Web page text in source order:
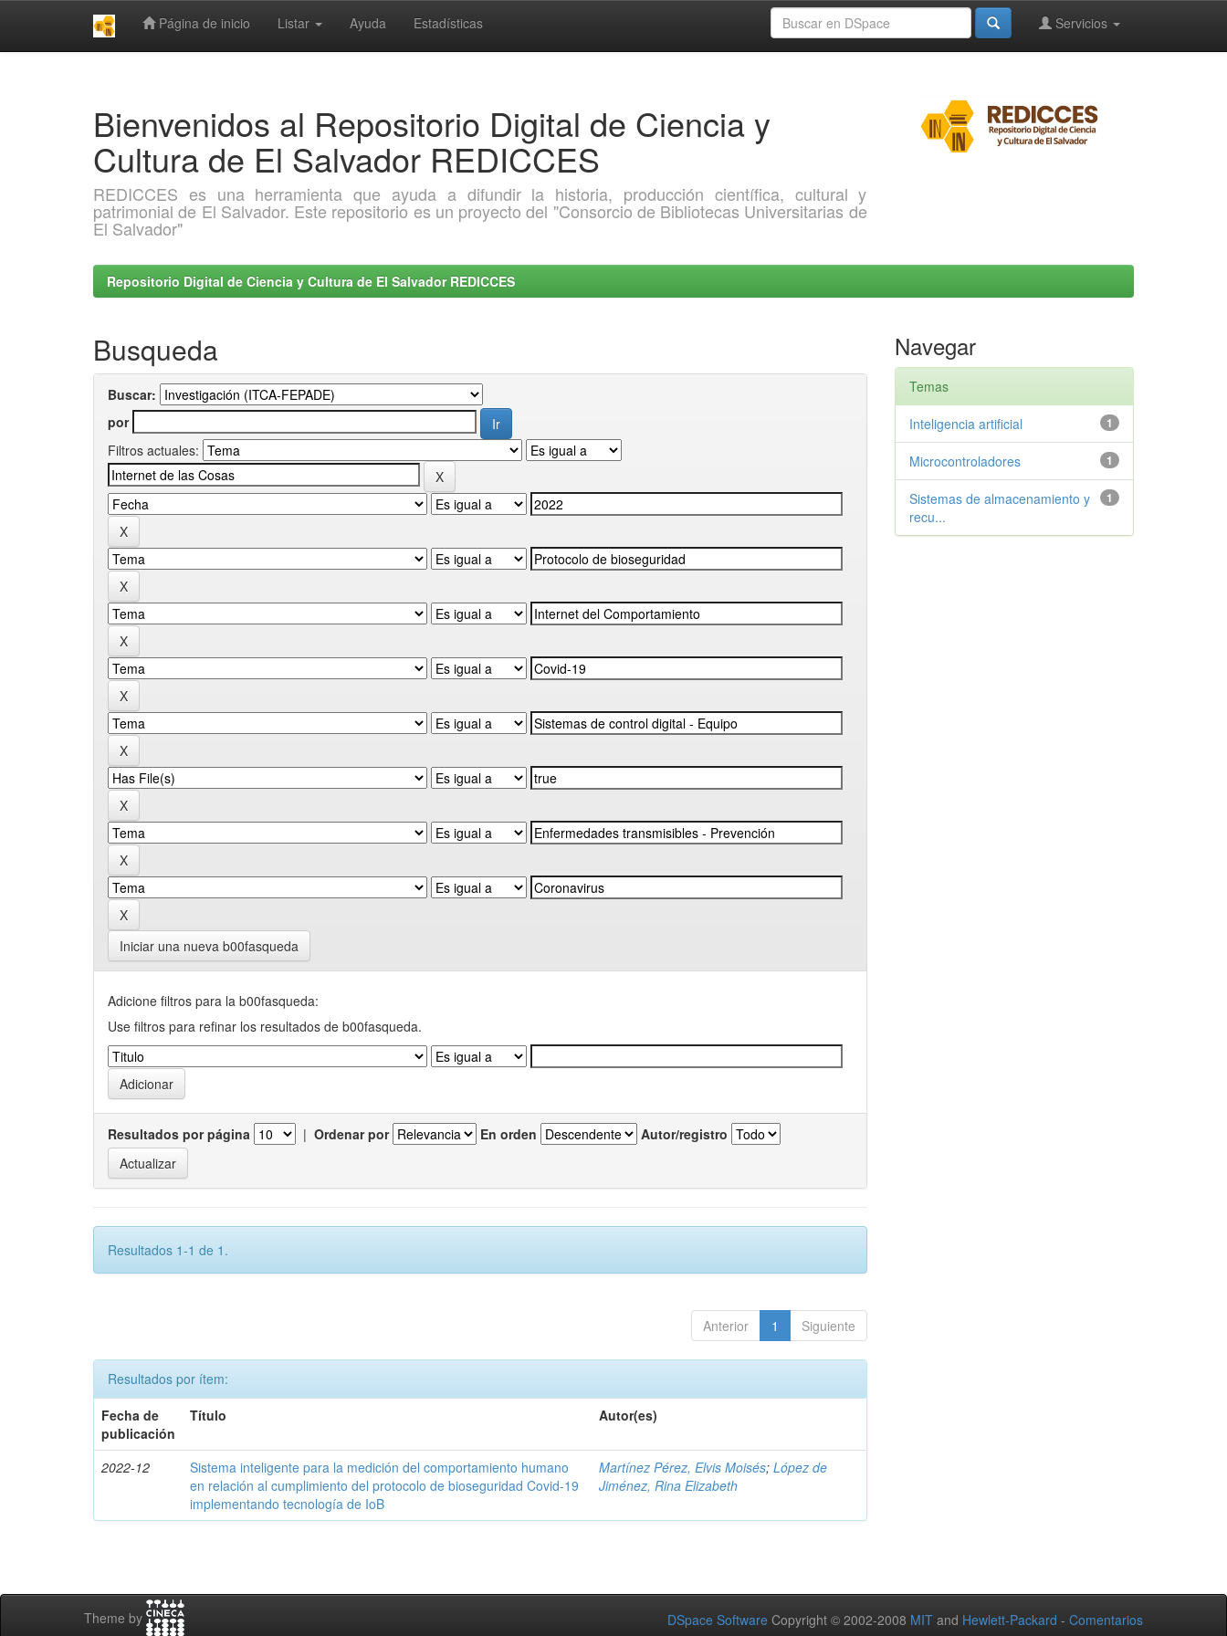
Página de inicio Listar Ayuda Estadísticas Servicios
Bienvenidos al Repositorio Digital de Ciencia y
Cultura de El Salvador REDICCES
REDICCES es una herramienta que ayuda a difundir la historia, producción científica, cultural y
patrimonial de El Salvador. Este repositorio es un proyecto del "Consorcio de Bibliotecas Universitarias de
El Salvador"
Repositorio Digital de Ciencia y Cultura de El Salvador REDICCES
Busqueda
Buscar:
por
Filtros actuales:
Iniciar una nueva b00fasqueda
Adicione filtros para la b00fasqueda:
Use filtros para refinar los resultados de b00fasqueda.
Resultados por página | Ordenar por En orden Autor/registro
Resultados 1-1 de 1.
Anterior 1 Siguiente
Resultados por ítem:
Fecha de
publicación
Título Autor(es)
2022-12
Sistema inteligente para la medición del comportamiento humano
en relación al cumplimiento del protocolo de bioseguridad Covid-19
implementando tecnología de IoB
Martínez Pérez, Elvis Moisés;López de
Jiménez, Rina Elizabeth
Navegar
Temas
1
Inteligencia artificial
1
Microcontroladores
1
Sistemas de almacenamiento y
recu...
Theme by DSpace Software Copyright © 2002-2008 MIT and Hewlett-Packard - Comentarios